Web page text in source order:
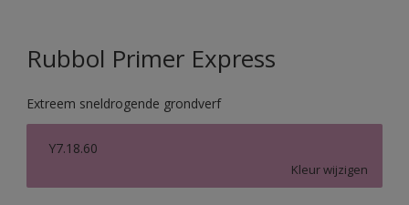
Rubbol Primer Express
Extreem sneldrogende grondverf
Y7.18.60
Kleur wijzigen